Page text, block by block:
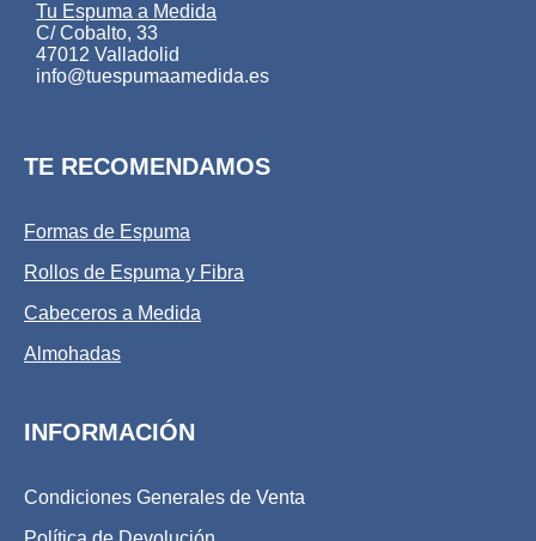
Tu Espuma a Medida
C/ Cobalto, 33
47012 Valladolid
info@tuespumaamedida.es
TE RECOMENDAMOS
Formas de Espuma
Rollos de Espuma y Fibra
Cabeceros a Medida
Almohadas
INFORMACIÓN
Condiciones Generales de Venta